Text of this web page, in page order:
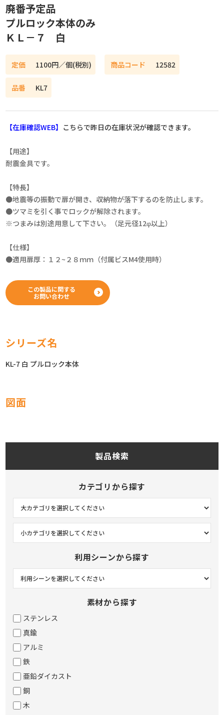
廃番予定品
プルロック本体のみ
ＫＬ－７ 白
定価 1100円／個(税別) 商品コード 12582
品番 KL7
【在庫確認WEB】 こちらで昨日の在庫状況が確認できます。
【用途】
耐震金具です。
【特長】
●地震等の振動で扉が開き、収納物が落下するのを防止します。
●ツマミを引く事でロックが解除されます。
※つまみは別途用意して下さい。（足元径12φ以上）
【仕様】
●適用扉厚：１２~２８ｍｍ（付属ビスM4使用時）
この製品に関する
お問い合わせ
シリーズ名
KL-7 白 プルロック本体
図面
製品検索
カテゴリから探す
利用シーンから探す
素材から探す
ステンレス
真鍮
アルミ
鉄
亜鉛ダイカスト
銅
木